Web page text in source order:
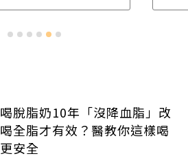
喝脫脂奶10年「沒降血脂」改
喝全脂才有效？醫教你這樣喝
更安全